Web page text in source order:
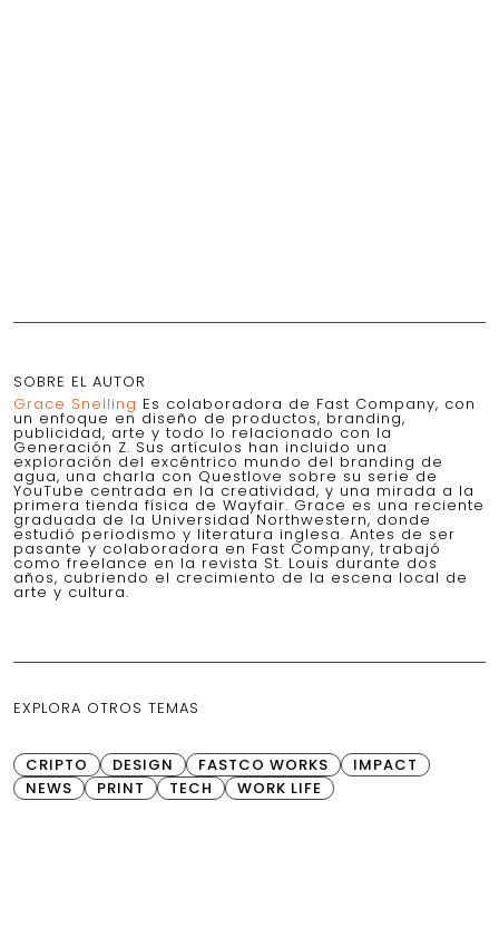
SOBRE EL AUTOR
Grace Snelling Es colaboradora de Fast Company, con
un enfoque en diseño de productos, branding,
publicidad, arte y todo lo relacionado con la
Generación Z. Sus artículos han incluido una
exploración del excéntrico mundo del branding de
agua, una charla con Questlove sobre su serie de
YouTube centrada en la creatividad, y una mirada a la
primera tienda física de Wayfair. Grace es una reciente
graduada de la Universidad Northwestern, donde
estudió periodismo y literatura inglesa. Antes de ser
pasante y colaboradora en Fast Company, trabajó
como freelance en la revista St. Louis durante dos
años, cubriendo el crecimiento de la escena local de
arte y cultura.
EXPLORA OTROS TEMAS
CRIPTO DESIGN FASTCO WORKS
IMPACT
NEWS
PRINT TECH WORK LIFE